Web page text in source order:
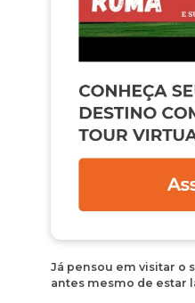
Já pensou em visitar o
antes mesmo de estar